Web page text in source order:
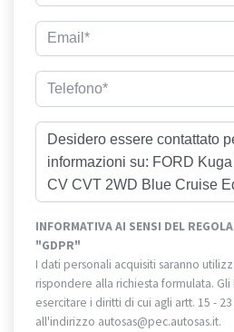
INFORMATIVA AI SENSI DEL
"GDPR"
I dati personali acquisiti saranno
rispondere alla richiesta formulata. Gli
esercitare i diritti di cui agli artt. 15 -
all'indirizzo autosas@pec.autosas.it.